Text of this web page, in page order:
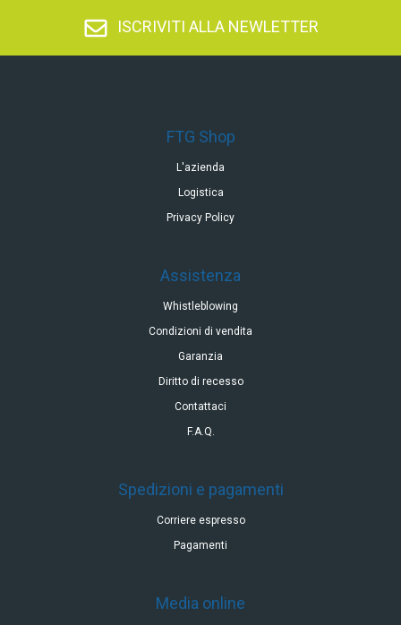
ISCRIVITI ALLA NEWLETTER
FTG Shop
L'azienda
Logistica
Privacy Policy
Assistenza
Whistleblowing
Condizioni di vendita
Garanzia
Diritto di recesso
Contattaci
F.A.Q.
Spedizioni e pagamenti
Corriere espresso
Pagamenti
Media online